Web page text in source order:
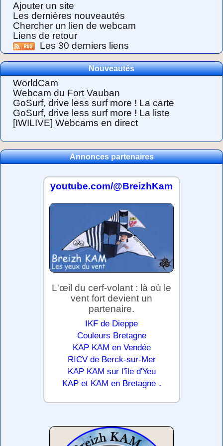
Ajouter un site
Les dernières nouveautés
Chercher un lien de webcam
Liens de retour
Les 30 derniers liens
Nouveautés
WorldCam
Webcam du Fort Vauban
GoSurf, drive less surf more ! La carte
GoSurf, drive less surf more ! La liste
[IWILIVE] Webcams en direct
Annonces partenaires
youtube.com/@BreizhKam
L'œil du cerf-volant : là où le
vent fort devient un
partenaire.
IKF de Dieppe
Couleurs Bretagne
KAP KAM en Vendée
RICV de Berck-sur-Mer
KAP KAM sur l'île d'Yeu
KAP et KAM en Bretagne .